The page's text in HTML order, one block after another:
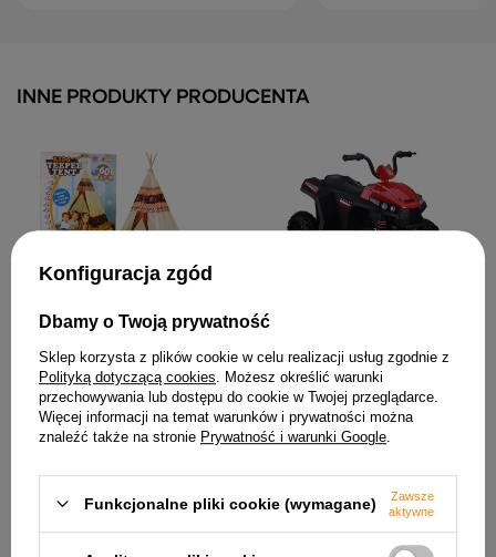
INNE PRODUKTY PRODUCENTA
Namiot Tipi Indiański Baza
Dla Dzieci + 60 Piłek 155 cm
124,30 zł
475,52 zł
Konfiguracja zgód
Dbamy o Twoją prywatność
Sklep korzysta z plików cookie w celu realizacji usług zgodnie z
Polityką dotyczącą cookies . Możesz określić warunki
przechowywania lub dostępu do cookie w Twojej przeglądarce.
Więcej informacji na temat warunków i prywatności można
znaleźć także na stronie Prywatność i warunki Google
Funkcjonalne pliki cookie (wymagane)
Zawsze
aktywne